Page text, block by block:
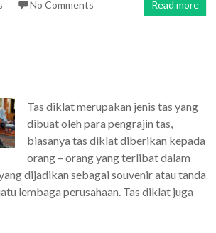
No Comments Read more
Tas diklat merupakan jenis tas yang
dibuat oleh para pengrajin tas,
biasanya tas diklat diberikan kepada
orang – orang yang terlibat dalam
dijadikan sebagai souvenir atau tanda
lembaga perusahaan. Tas diklat juga